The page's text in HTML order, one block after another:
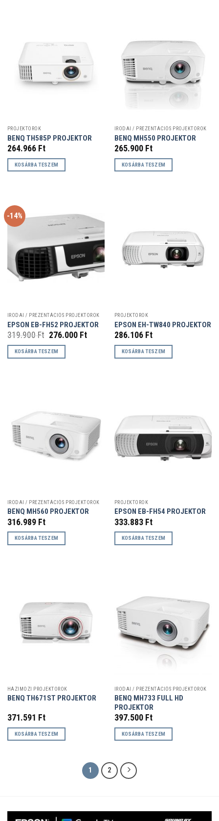
PROJEKTOROK
BENQ TH585P PROJEKTOR
264.966 Ft
KOSÁRBA TESZEM
IRODAI / PREZENTÁCIÓS PROJEKTOROK
BENQ MH550 PROJEKTOR
265.900 Ft
KOSÁRBA TESZEM
-14%
IRODAI / PREZENTÁCIÓS PROJEKTOROK
EPSON EB-FH52 PROJEKTOR
319.900Ft Original
price
was:
319.900 Ft.
276.000 FtCurrent
276.000 Ft.
KOSÁRBA TESZEM
PROJEKTOROK
EPSON EH-TW840 PROJEKTOR
286.106 Ft
KOSÁRBA TESZEM
IRODAI / PREZENTÁCIÓS PROJEKTOROK
BENQ MH560 PROJEKTOR
316.989 Ft
KOSÁRBA TESZEM
PROJEKTOROK
EPSON EB-FH54 PROJEKTOR
333.883 Ft
KOSÁRBA TESZEM
HÁZIMOZI PROJEKTOROK
BENQ TH671ST PROJEKTOR
371.591 Ft
KOSÁRBA TESZEM
IRODAI / PREZENTÁCIÓS PROJEKTOROK
BENQ MH733 FULL HD
PROJEKTOR
397.500 Ft
KOSÁRBA TESZEM
1 2